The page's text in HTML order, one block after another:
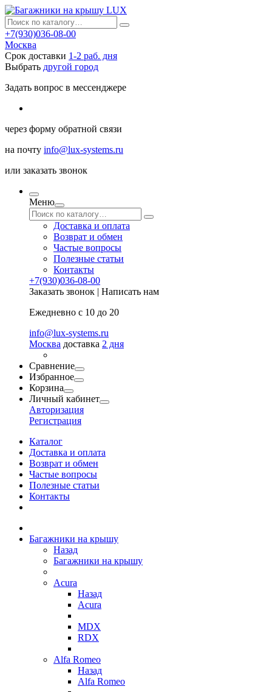
+7(930)036-08-00
Москва
Срок доставки 1-2 раб. дня
Выбрать другой город
Задать вопрос в мессенджере
через форму обратной связи
на почту info@lux-systems.ru
или заказать звонок
Меню
Доставка и оплата
Возврат и обмен
Частые вопросы
Полезные статьи
Контакты
+7(930)036-08-00
Заказать звонок | Написать нам
Ежедневно с 10 до 20
info@lux-systems.ru
Москва доставка 2 дня
Сравнение
Избранное
Корзина
Личный кабинет
Авторизация
Регистрация
Каталог
Доставка и оплата
Возврат и обмен
Частые вопросы
Полезные статьи
Контакты
Багажники на крышу
Назад
Багажники на крышу
Acura
Назад
Acura
MDX
RDX
Alfa Romeo
Назад
Alfa Romeo